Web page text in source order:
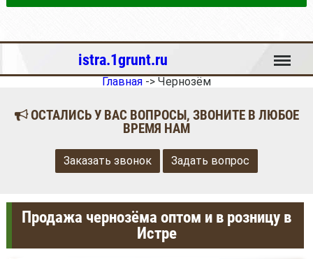
istra.1grunt.ru Меню
Главная -> Чернозём
ОСТАЛИСЬ У ВАС ВОПРОСЫ, ЗВОНИТЕ В ЛЮБОЕ
ВРЕМЯ НАМ
Заказать звонок Задать вопрос
Продажа чернозёма оптом и в розницу в
Истре